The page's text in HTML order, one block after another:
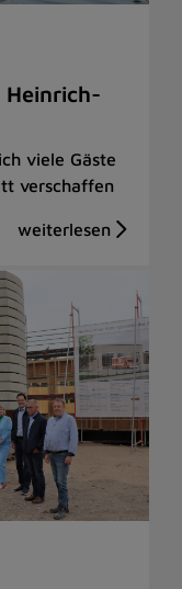
Heinrich-
viele Gäste
verschaffen